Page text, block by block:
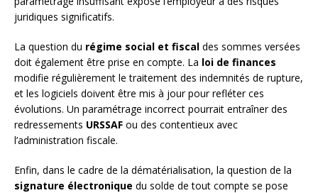
juridiques significatifs.
La question du régime social et fiscal des sommes versées
doit également être prise en compte. La loi de finances
modifie régulièrement le traitement des indemnités de rupture,
et les logiciels doivent être mis à jour pour refléter ces
évolutions. Un paramétrage incorrect pourrait entraîner des
redressements URSSAF ou des contentieux avec
l’administration fiscale.
Enfin, dans le cadre de la dématérialisation, la question de la
signature électronique du solde de tout compte se pose